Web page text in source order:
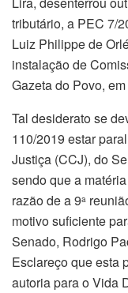
tributário, a PEC 7/
Luiz Philippe de
instalação de
Gazeta do Povo,
Tal desiderato se
110/2019 estar
Justiça (CCJ), do
sendo que a
razão de a 9a
motivo suficiente
Senado, Rodrigo
Esclareço que esta
autoria para o Vida